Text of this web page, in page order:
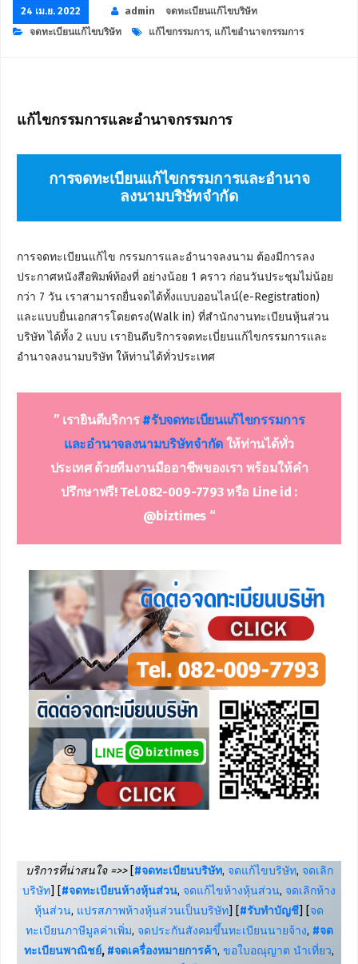
24 เม.ย. 2022 admin
จดทะเบียนแก้ไขบริษัท
จดทะเบียนแก้ไขบริษัท
แก้ไขกรรมการ, แก้ไขอำนาจกรรมการ
แก้ไขกรรมการและอำนาจกรรมการ
การจดทะเบียนแก้ไขกรรมการและอำนาจ
ลงนามบริษัทจำกัด
การจดทะเบียนแก้ไข กรรมการและอำนาจลงนาม ต้องมีการลง
ประกาศหนังสือพิมพ์ท้องที่ อย่างน้อย 1 คราว ก่อนวันประชุมไม่น้อย
กว่า 7 วัน เราสามารถยื่นจดได้ทั้งแบบออนไลน์(e-Registration)
และแบบยื่นเอกสารโดยตรง(Walk in) ที่สำนักงานทะเบียนหุ้นส่วน
บริษัท ได้ทั้ง 2 แบบ เรายินดีบริการจดทะเบี่ยนแก้ไขกรรมการและ
อำนาจลงนามบริษัท ให้ท่านได้ทั่วประเทศ
” เรายินดีบริการ #รับจดทะเบียนแก้ไขกรรมการ
และอำนาจลงนามบริษัทจำกัด ให้ท่านได้ทั่ว
ประเทศ ด้วยทีมงานมืออาชีพของเรา พร้อมให้คำ
ปรึกษาฟรี! Tel.082-009-7793 หรือ Line id :
@biztimes “
บริการที่น่าสนใจ =>>[#จดทะเบียนบริษัท, จดแก้ไขบริษัท, จดเลิก
บริษัท] [#จดทะเบียนห้างหุ้นส่วน, จดแก้ไขห้างหุ้นส่วน, จดเลิกห้าง
หุ้นส่วน, แปรสภาพห้างหุ้นส่วนเป็นบริษัท] [#รับทำบัญชี] [จด
ทะเบียนภาษีมูลค่าเพิ่ม, จดประกันสังคมขึ้นทะเบียนนายจ้าง, #จด
ทะเบียนพาณิชย์, #จดเครื่องหมายการค้า, ขอใบอณุญาต นำเที่ยว,